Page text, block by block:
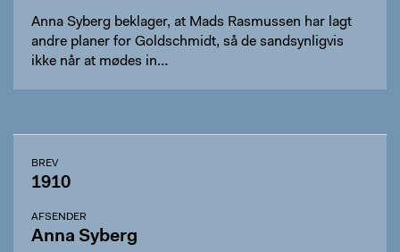
Anna Syberg beklager, at Mads Rasmussen har lagt
andre planer for Goldschmidt, så de sandsynligvis
ikke når at mødes in…
BREV
1910
AFSENDER
Anna Syberg